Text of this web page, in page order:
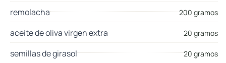
remolacha 200 gramos
aceite de oliva virgen extra 20 gramos
semillas de girasol 20 gramos